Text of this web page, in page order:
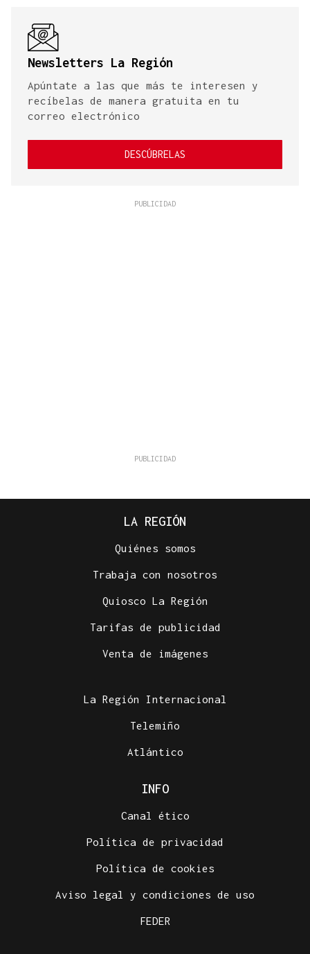
Newsletters La Región
Apúntate a las que más te interesen y
recíbelas de manera gratuita en tu
correo electrónico
DESCÚBRELAS
LA REGIÓN
Quiénes somos
Trabaja con nosotros
Quiosco La Región
Tarifas de publicidad
Venta de imágenes
La Región Internacional
Telemiño
Atlántico
INFO
Canal ético
Política de privacidad
Política de cookies
Aviso legal y condiciones de uso
FEDER